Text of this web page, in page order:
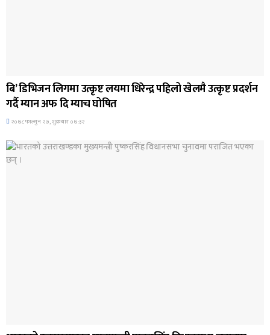
बि’ डिभिजन लिगमा उत्कृष्ट लयमा धिरेन्द्र पहिलो खेलमै उत्कृष्ट प्रदर्शन
गर्दै म्यान अफ दि म्याच घोषित
२०७८ फाल्गुन २७, शुक्रबार ०७:३२